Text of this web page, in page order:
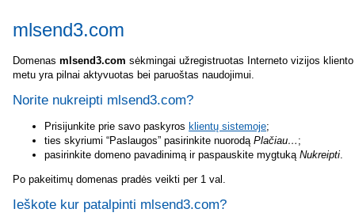
mlsend3.com
Domenas mlsend3.com sėkmingai užregistruotas Interneto vizijos
metu yra pilnai aktyvuotas bei paruoštas naudojimui.
Norite nukreipti mlsend3.com?
Prisijunkite prie savo paskyros klientų sistemoje;
ties skyriumi “Paslaugos” pasirinkite nuorodą Plačiau… ;
pasirinkite domeno pavadinimą ir paspauskite mygtuką Nukreipti.
Po pakeitimų domenas pradės veikti per 1 val.
Ieškote kur patalpinti mlsend3.com?